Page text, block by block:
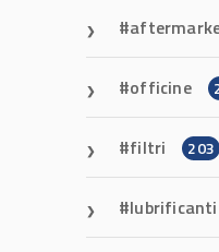
officine
filtri 203
lubrificanti